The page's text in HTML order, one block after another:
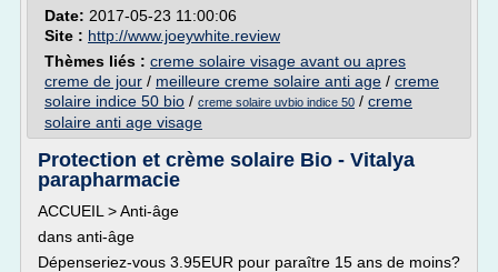
Date: 2017-05-23 11:00:06
Site : http://www.joeywhite.review
Thèmes liés : creme solaire visage avant ou apres
creme de jour / meilleure creme solaire anti age / creme
solaire indice 50 bio / creme solaire uvbio indice 50 / creme
solaire anti age visage
Protection et crème solaire Bio - Vitalya
parapharmacie
ACCUEIL > Anti-âge
dans anti-âge
Dépenseriez-vous 3.95EUR pour paraître 15 ans de moins?